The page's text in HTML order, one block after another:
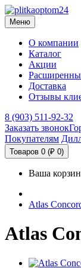
Меню
О компании
Каталог
Акции
Доставка
Отзывы
8 (903) 511-92-32
Заказать звонок
Покупателям
Товаров 0 (₽ 0)
Ваша
Atlas
Atlas